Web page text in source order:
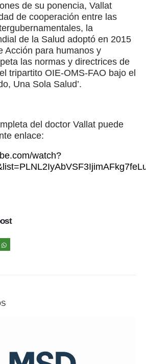
de su ponencia, Vallat
de cooperación entre las
la
de la Salud adoptó en 2015
Acción para humanos y
las normas y directrices de
tripartito OIE-OMS-FAO bajo el
Una Sola Salud’.
del doctor Vallat puede
enlace:
watch?